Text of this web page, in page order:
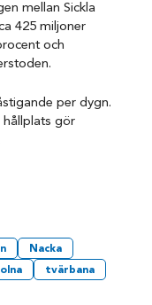
mellan Sickla
425 miljoner
och
per dygn.
hållplats gör
Nacka
tvärbana